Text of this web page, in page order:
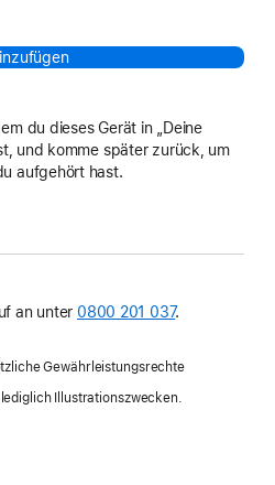
du dieses Gerät in „Deine
und komme später zurück, um
aufgehört hast.
an unter 0800 201 037.
Gewährleistungsrechte
Illustrationszwecken.